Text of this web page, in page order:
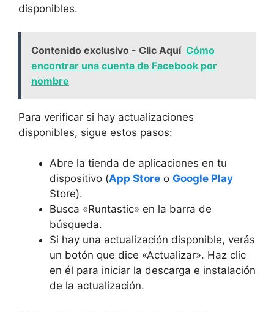
disponibles.
Contenido exclusivo - Clic Aquí Cómo
encontrar una cuenta de Facebook por
nombre
Para ⁤verificar si hay ‌actualizaciones
disponibles, sigue estos pasos:
Abre la tienda ‍de aplicaciones en tu
dispositivo (App Store o Google Play
Store).
Busca «Runtastic» en la barra de
búsqueda.
Si hay una actualización ⁣disponible, verás
un botón que dice «Actualizar». Haz clic
en él⁤ para‌ iniciar la descarga e instalación
de la actualización.